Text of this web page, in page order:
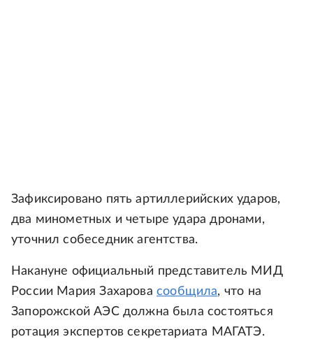
Зафиксировано пять артиллерийских ударов,
два минометных и четыре удара дронами,
уточнил собеседник агентства.
Накануне официальный представитель МИД
России Мария Захарова сообщила, что на
Запорожской АЭС должна была состояться
ротация экспертов секретариата МАГАТЭ.